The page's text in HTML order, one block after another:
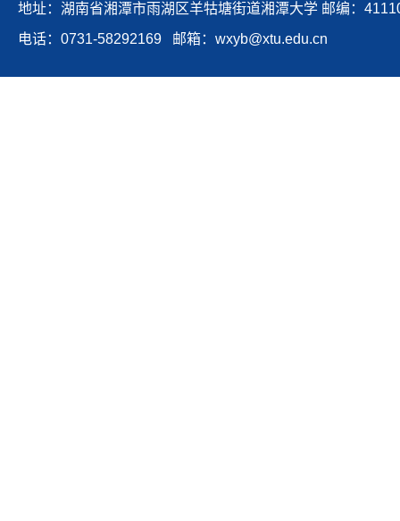
地址：湖南省湘潭市雨湖区羊牯塘街道湘潭大学 邮编：
电话：0731-58292169 邮箱：wxyb@xtu.edu.cn